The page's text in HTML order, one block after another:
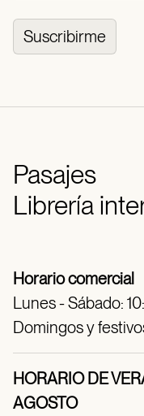
Suscribirme
Pasajes
Librería
Horario comercial
Lunes - Sábado:
Domingos y
HORARIO DE
AGOSTO